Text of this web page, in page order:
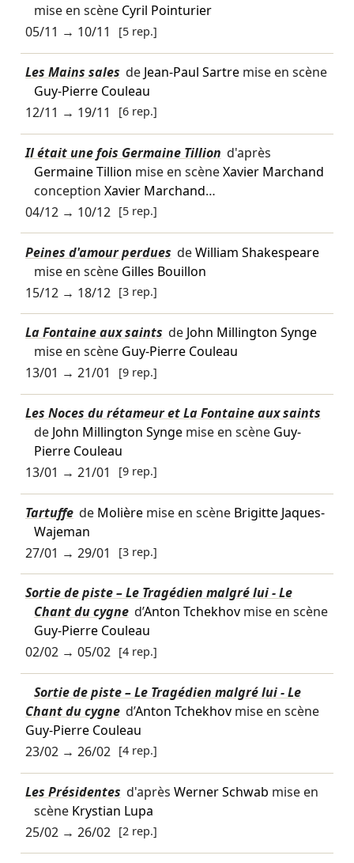
mise en scène Cyril Pointurier
05/11 → 10/11 [5 rep.]
Les Mains sales de Jean-Paul Sartremise en scène
Guy-Pierre Couleau
12/11 → 19/11 [6 rep.]
Il était une fois Germaine Tillion d'après
Germaine Tillion mise en scèneXavier Marchand
conception Xavier Marchand…
04/12→ 10/12 [5 rep.]
Peines d'amour perdues deWilliam Shakespeare
mise en scène Gilles Bouillon
15/12→ 18/12 [3 rep.]
La Fontaine aux saints de John Millington Synge
mise en scène Guy-Pierre Couleau
13/01 → 21/01 [9 rep.]
Les Noces du rétameur et La Fontaine aux saints
de John Millington Syngemise en scène Guy-
Pierre Couleau
13/01 → 21/01 [9 rep.]
Tartuffe de Molièremise en scène Brigitte Jaques-
Wajeman
27/01 → 29/01 [3 rep.]
Sortie de piste – Le Tragédien malgré lui - Le
Chant du cygne d’Anton Tchekhovmise en scène
Guy-Pierre Couleau
02/02→ 05/02 [4 rep.]
Sortie de piste – Le Tragédien malgré lui - Le
Chant du cygne d’Anton Tchekhovmise en scène
Guy-Pierre Couleau
23/02→ 26/02 [4 rep.]
Les Présidentes d'après Werner Schwab mise en
scène Krystian Lupa
25/02→ 26/02 [2 rep.]